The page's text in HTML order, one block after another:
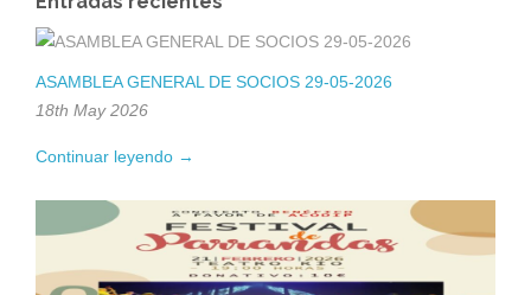
ASAMBLEA GENERAL DE SOCIOS 29-05-2026
18th May 2026
Continuar leyendo →